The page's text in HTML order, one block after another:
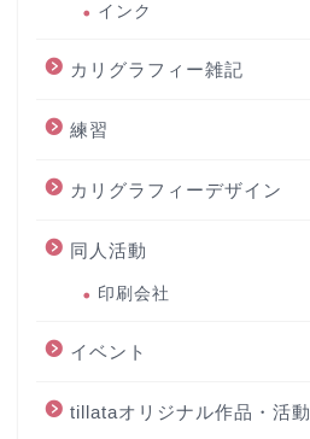
インク
カリグラフィー雑記
練習
カリグラフィーデザイン
同人活動
印刷会社
イベント
tillataオリジナル作品・活動